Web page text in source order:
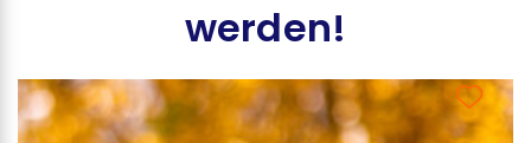
werden!